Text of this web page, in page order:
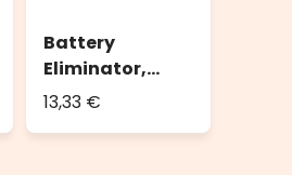
Battery
Eliminator,
trasformatore
13,33 €